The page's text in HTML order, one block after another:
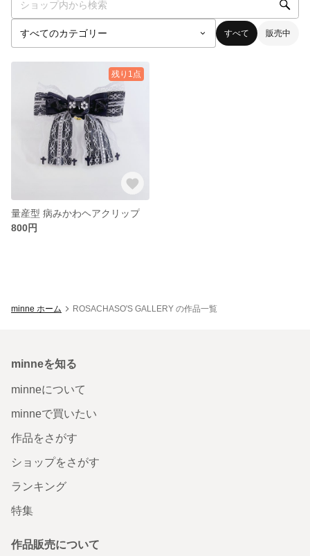
すべて 販売中
残り1点
量産型 病みかわヘアクリップ
800円
minne ホーム ROSACHASO'S GALLERY の作品一覧
minneを知る
minneについて
minneで買いたい
作品をさがす
ショップをさがす
ランキング
特集
作品販売について